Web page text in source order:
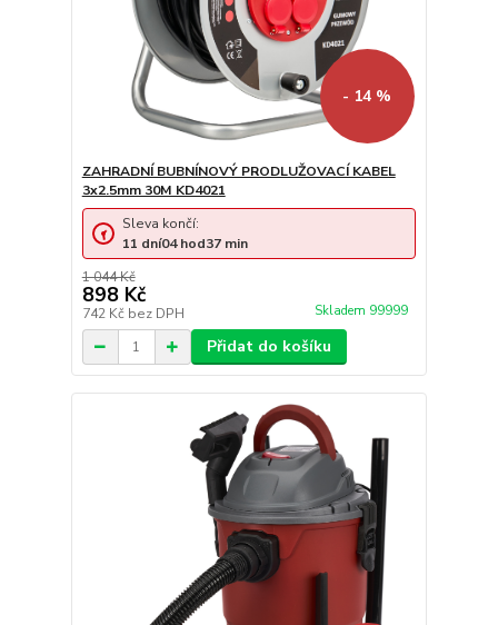
- 14 %
ZAHRADNÍ BUBNÍNOVÝ PRODLUŽOVACÍ KABEL
3x2.5mm 30M KD4021
1 044 Kč
898 Kč
742 Kč bez DPH Skladem 99999
Sleva končí:
11 dní04hod37 min
Přidat do košíku